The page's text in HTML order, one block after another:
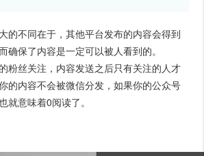
的不同在于，其他平台发布的内容会得到
确保了内容是一定可以被人看到的。
粉丝关注，内容发送之后只有关注的人才
的内容不会被微信分发，如果你的公众号
就意味着0阅读了。